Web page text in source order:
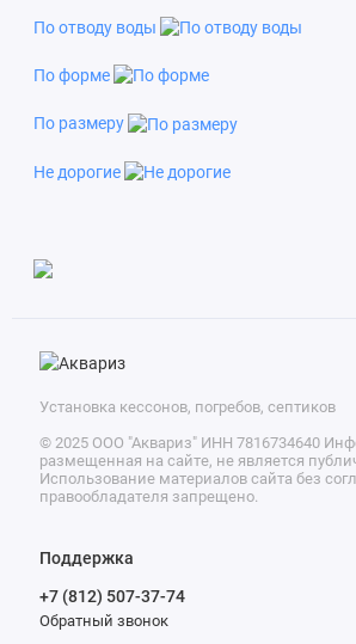
стоков.
Благодаря производительности в 1200
проживающих до 7 человек. Поэтому
производительность.
По отводу воды
По форме
По размеру
Не дорогие
Установка кессонов, погребов, септиков
© 2025 ООО "Аквариз" ИНН 7816734640
размещенная на сайте, не является
Использование материалов сайта без
правообладателя запрещено.
Поддержка
+7 (812) 507-37-74
Обратный звонок